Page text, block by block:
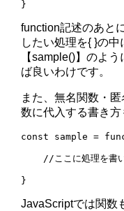
function記述のあと
したい処理を{ }の
【sample()】のよ
ば良いわけです。
また、無名関数・
数に代入する書き方
const sample =
//ここに処理を書
JavaScriptでは関数